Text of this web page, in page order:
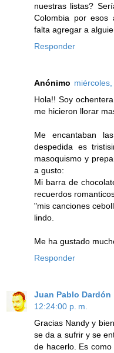
nuestras listas?
Colombia por esos
falta agregar a
Responder
Anónimo
Hola!! Soy
me hicieron llorar
Me encantaban
despedida es
masoquismo y
a gusto:
Mi barra de
recuerdos
"mis canciones
lindo.
Me ha gustado
Responder
Juan Pablo Dardón
12:24:00 p. m.
Gracias Nandy y
se da a sufrir y se
de hacerlo. Es